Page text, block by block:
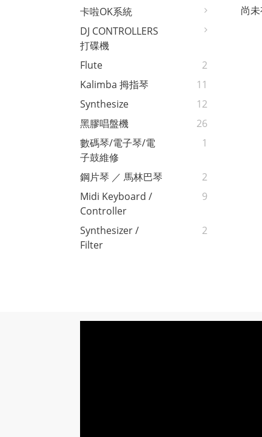
卡啦OK系統
DJ CONTROLLERS
打碟機
Flute
2
Kalimba 拇指琴
11
Synthesize
12
黑膠唱盤機
26
數碼琴/電子琴/電
子鼓維修
1
鋼片琴 ／ 馬林巴琴
2
Midi Keyboard /
Controller
9
Synthesizer /
Filter
2
尚